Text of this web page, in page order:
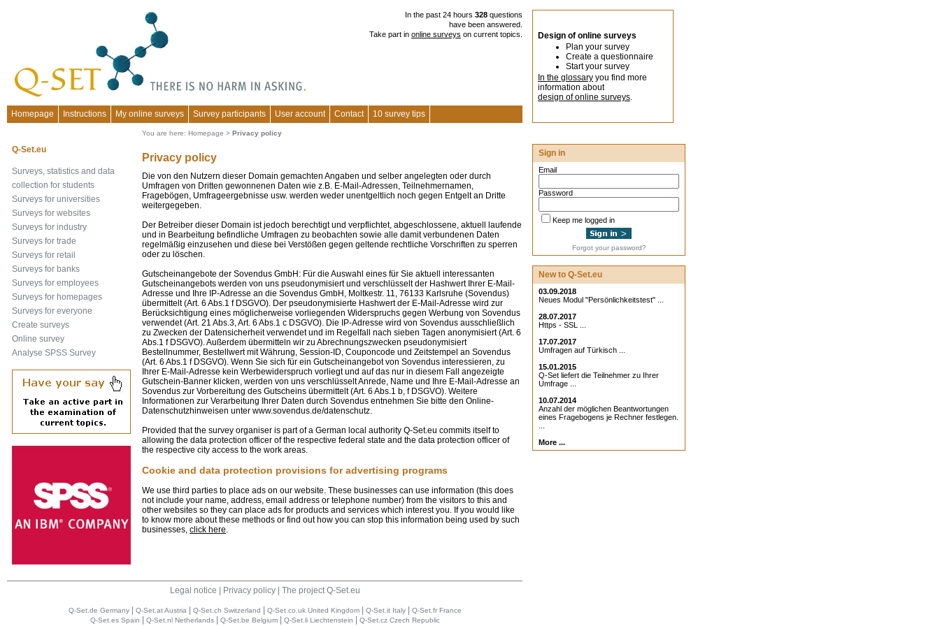
In the past 24 hours 328 questions
have been answered.
Take part in online surveys on current topics.
Design of online surveys
Plan your survey
Create a questionnaire
Start your survey
In the glossary you find more
information about
design of online surveys.
Homepage
Instructions My online surveys Survey participants User account Contact 10 survey tips
You are here: Homepage > Privacy policy
Privacy policy
Die von den Nutzern dieser Domain gemachten Angaben und selber angelegten oder durch
Umfragen von Dritten gewonnenen Daten wie z.B. E-Mail-Adressen, Teilnehmernamen,
Fragebögen, Umfrageergebnisse usw. werden weder unentgeltlich noch gegen Entgelt an Dritte
weitergegeben.
Der Betreiber dieser Domain ist jedoch berechtigt und verpflichtet, abgeschlossene, aktuell laufende
und in Bearbeitung befindliche Umfragen zu beobachten sowie alle damit verbundenen Daten
regelmäßig einzusehen und diese bei Verstößen gegen geltende rechtliche Vorschriften zu sperren
oder zu löschen.
Gutscheinangebote der Sovendus GmbH: Für die Auswahl eines für Sie aktuell interessanten
Gutscheinangebots werden von uns pseudonymisiert und verschlüsselt der Hashwert Ihrer E-Mail-
Adresse und Ihre IP-Adresse an die Sovendus GmbH, Moltkestr. 11, 76133 Karlsruhe (Sovendus)
übermittelt (Art. 6 Abs.1 f DSGVO). Der pseudonymisierte Hashwert der E-Mail-Adresse wird zur
Berücksichtigung eines möglicherweise vorliegenden Widerspruchs gegen Werbung von Sovendus
verwendet (Art. 21 Abs.3, Art. 6 Abs.1 c DSGVO). Die IP-Adresse wird von Sovendus ausschließlich
zu Zwecken der Datensicherheit verwendet und im Regelfall nach sieben Tagen anonymisiert (Art. 6
Abs.1 f DSGVO). Außerdem übermitteln wir zu Abrechnungszwecken pseudonymisiert
Bestellnummer, Bestellwert mit Währung, Session-ID, Couponcode und Zeitstempel an Sovendus
(Art. 6 Abs.1 f DSGVO). Wenn Sie sich für ein Gutscheinangebot von Sovendus interessieren, zu
Ihrer E-Mail-Adresse kein Werbewiderspruch vorliegt und auf das nur in diesem Fall angezeigte
Gutschein-Banner klicken, werden von uns verschlüsselt Anrede, Name und Ihre E-Mail-Adresse an
Sovendus zur Vorbereitung des Gutscheins übermittelt (Art. 6 Abs.1 b, f DSGVO). Weitere
Informationen zur Verarbeitung Ihrer Daten durch Sovendus entnehmen Sie bitte den Online-
Datenschutzhinweisen unter www.sovendus.de/datenschutz.
Provided that the survey organiser is part of a German local authority Q-Set.eu commits itself to
allowing the data protection officer of the respective federal state and the data protection officer of
the respective city access to the work areas.
Cookie and data protection provisions for advertising programs
We use third parties to place ads on our website. These businesses can use information (this does
not include your name, address, email address or telephone number) from the visitors to this and
other websites so they can place ads for products and services which interest you. If you would like
to know more about these methods or find out how you can stop this information being used by such
businesses, click here
Sign in
Email
Password
Keep me logged in
Forgot your password?
New to Q-Set.eu
03.09.2018
Neues Modul "Persönlichkeitstest" ...
28.07.2017
Https - SSL ...
17.07.2017
Umfragen auf Türkisch ...
15.01.2015
Q-Set liefert die Teilnehmer zu Ihrer
Umfrage ...
10.07.2014
Anzahl der möglichen Beantwortungen
eines Fragebogens je Rechner festlegen.
More ...
Q-Set.eu
Surveys, statistics and data
collection for students
Surveys for universities
Surveys for websites
Surveys for industry
Surveys for trade
Surveys for retail
Surveys for banks
Surveys for employees
Surveys for homepages
Surveys for everyone
Create surveys
Online survey
Analyse SPSS Survey
Legal notice Privacy policy| The project Q-Set.eu
Q-Set.de Germany| Q-Set.at Austria| Q-Set.ch Switzerland Q-Set.co.uk United Kingdom| Q-Set.it Italy|
Q-Set.fr France
Q-Set.es Spain
Q-Set.nl Netherlands| Q-Set.be Belgium| Q-Set.li Liechtenstein Q-Set.cz Czech Republic